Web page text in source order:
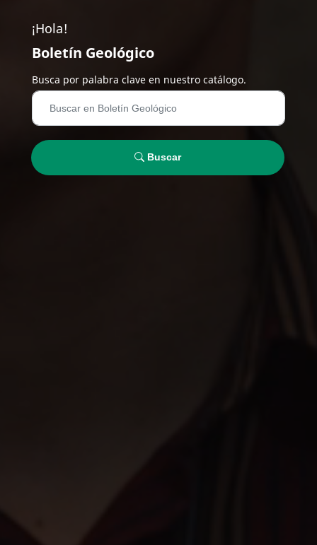
¡Hola!
Boletín Geológico
Busca por palabra clave en nuestro catálogo.
Buscar